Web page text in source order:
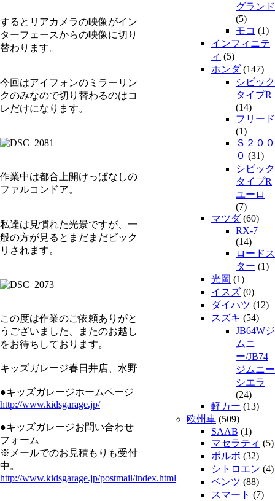
するとリアカメラの映像がイン
ターフェースからの映像に切り
替わります。
今回はアイフォンのミラーリン
クのみなので切り替わるのはコ
レだけになります。
作業中は都合上開けっぱなしの
ファルコンドア。
私達は見慣れた光景ですが、一
般の方が見るとまだまだビック
リされます。
この度は作業のご依頼ありがと
うございました、またのお越し
をお待ちしております。
キッズガレージ春日井店、水野
●キッズガレージホームページ
http://www.kidsgarage.jp/
●キッズガレージお問い合わせ
フォーム
※メールでのお見積もりも受付
中。
http://www.kidsgarage.jp/postmail/index.html
グランド
(5)
モコ (1)
インフィニテ
ィ (5)
ホンダ(147)
シビック
タイプR
(14)
フリード
(1)
Ｓ２００
０ (31)
シビック
タイプR
ユーロ
(7)
マツダ(60)
RX-7
(14)
ロードス
ター (1)
光岡 (1)
イスズ (0)
ダイハツ (12)
スズキ (54)
JB64Wジ
ムニ
ー/JB74
ジムニー
シエラ
(24)
軽カー (13)
欧州車 (509)
SAAB (1)
マセラティ (5)
ボルボ (32)
シトロエン (4)
ベンツ (88)
スマート (7)